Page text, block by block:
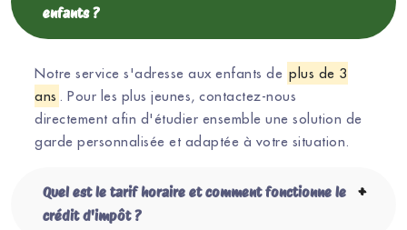
enfants ?
Notre service s'adresse aux enfants de plus de 3
ans . Pour les plus jeunes, contactez-nous
directement afin d'étudier ensemble une solution de
garde personnalisée et adaptée à votre situation.
Quel est le tarif horaire et comment fonctionne le
crédit d'impôt ?